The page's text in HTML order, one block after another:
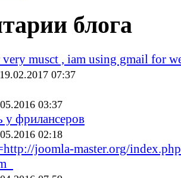
блога
musct , iam using gmail for
07:37
03:37
у фрилансеров
02:18
joomla-master.org/